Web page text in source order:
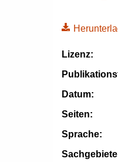
Lizenz:
Datum:
Seiten:
Sprache: